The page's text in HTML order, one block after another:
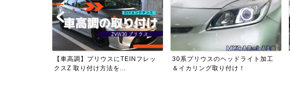
【車高調】プリウスにTEINフレッ
クスZ 取り付け方法を...
30系プリウスのヘッドライト加工
＆イカリング取り付け！